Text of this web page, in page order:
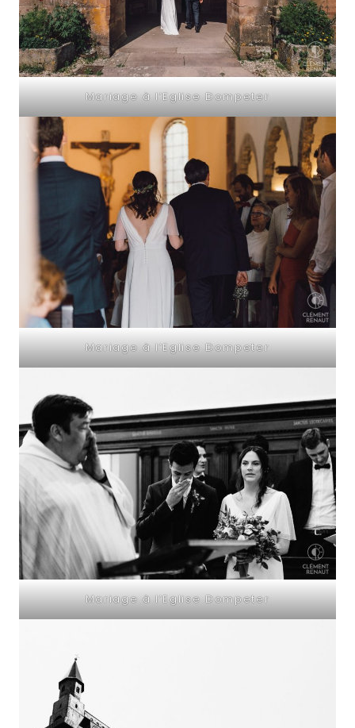
Mariage à l’Eglise Dompeter
Mariage à l’Eglise Dompeter
Mariage à l’Eglise Dompeter